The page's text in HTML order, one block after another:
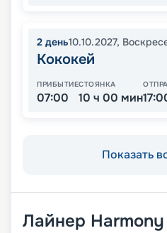
2 день10.10.2027,
Кококей
ПРИБЫТИЕ
07:00
СТОЯНКА
10 ч 00 мин
Показать
Лайнер